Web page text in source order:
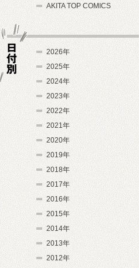
AKITA TOP COMICS
2026年
2025年
2024年
2023年
2022年
2021年
2020年
2019年
2018年
2017年
2016年
2015年
2014年
2013年
2012年